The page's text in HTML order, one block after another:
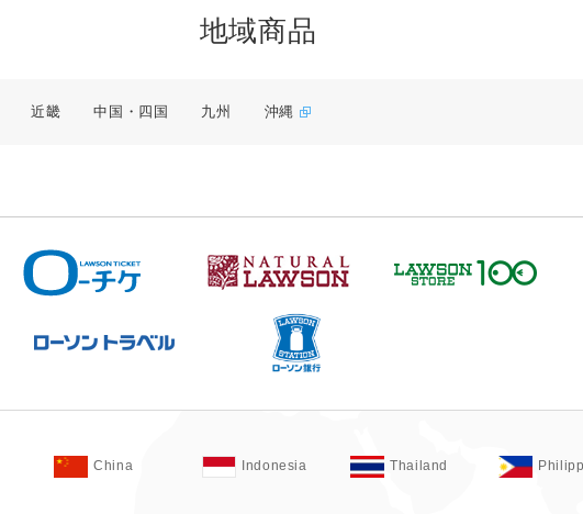
地域商品
近畿 中国・四国 九州 沖縄
China Indonesia Thailand